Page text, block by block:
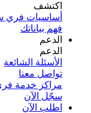
اكتشف​
أساسيات فري
فهم بياناتك
الدعم
الدعم
الأسئلة الشائعة
تواصل معنا
مراكز خدمة
سجّل الآن​
اطلب الآن